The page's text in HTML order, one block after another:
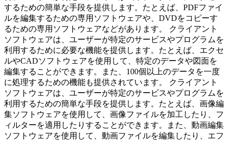
するための簡単な手段を提供します。たとえば、PDFファイ
ルを編集するための専用ソフトウェアや、DVDをコピーす
るための専用ソフトウェアなどがあります。 クライアント
ソフトウェアは、ユーザーが特定のサービスやプログラムを
利用するために必要な機能を提供します。たとえば、エクセ
ルやCADソフトウェアを使用して、特定のデータや図面を
編集することができます。また、100個以上のデータを一度
に処理するための機能も提供されています。 クライアント
ソフトウェアは、ユーザーが特定のサービスやプログラムを
利用するための簡単な手段を提供します。たとえば、画像編
集ソフトウェアを使用して、画像ファイルを加工したり、フ
ィルターを適用したりすることができます。また、動画編集
ソフトウェアを使用して、動画ファイルを編集したり、エフ